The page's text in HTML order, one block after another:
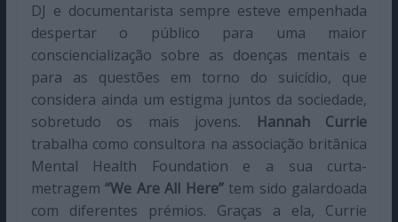
DJ e documentarista sempre esteve empenhada
despertar o público para uma maior
consciencialização sobre as doenças mentais e
para as questões em torno do suicídio, que
considera ainda um estigma juntos da sociedade,
sobretudo os mais jovens.
Hannah Currie
trabalha como consultora na associação britânica
Mental Health Foundation e a sua curta-
metragem“We Are All Here”tem sido galardoada
com diferentes prémios. Graças a ela, Currie